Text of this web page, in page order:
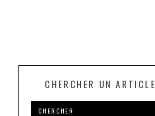
CHERCHER UN ARTICLE